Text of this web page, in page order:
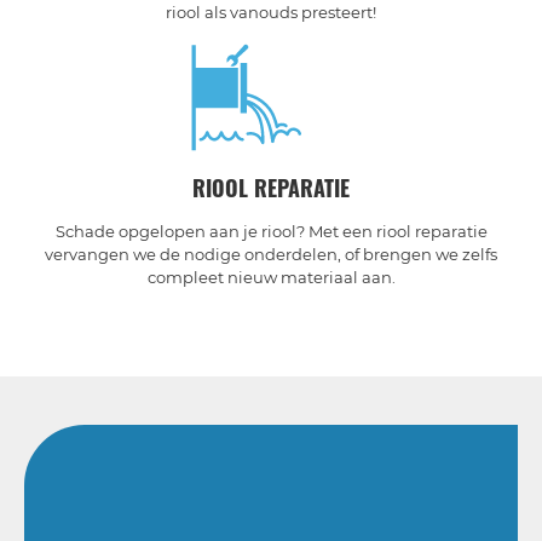
riool als vanouds presteert!
RIOOL REPARATIE
Schade opgelopen aan je riool? Met een riool reparatie
vervangen we de nodige onderdelen, of brengen we zelfs
compleet nieuw materiaal aan.